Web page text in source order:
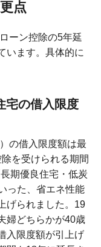
点
ーン控除の5年延
います。具体的に
宅の借入限度
の借入限度額は最
を受けられる期間
期優良住宅・低炭
った、省エネ性能
げられました。19
婦どちらかが40歳
入限度額が引上げ